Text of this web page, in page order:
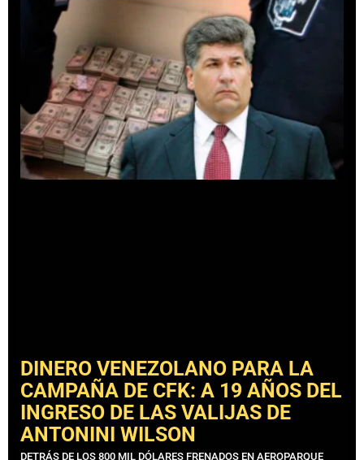
DINERO VENEZOLANO PARA LA
CAMPAÑA DE CFK: A 19 AÑOS DEL
INGRESO DE LAS VALIJAS DE
ANTONINI WILSON
DETRÁS DE LOS 800 MIL DÓLARES FRENADOS EN AEROPARQUE